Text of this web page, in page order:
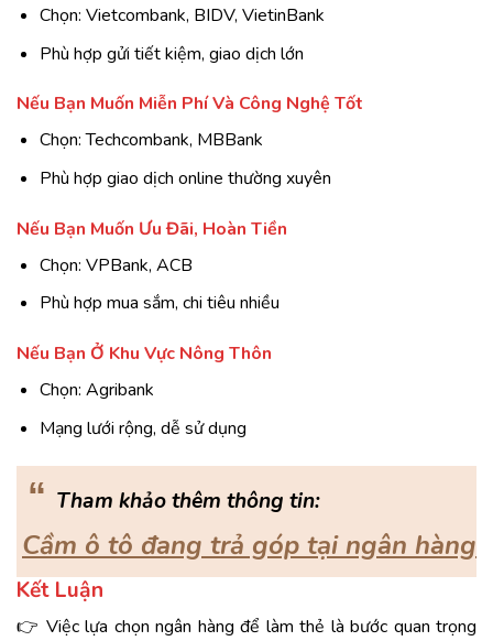
Chọn: Vietcombank, BIDV, VietinBank
Phù hợp gửi tiết kiệm, giao dịch lớn
Nếu Bạn Muốn Miễn Phí Và Công Nghệ Tốt
Chọn: Techcombank, MBBank
Phù hợp giao dịch online thường xuyên
Nếu Bạn Muốn Ưu Đãi, Hoàn Tiền
Chọn: VPBank, ACB
Phù hợp mua sắm, chi tiêu nhiều
Nếu Bạn Ở Khu Vực Nông Thôn
Chọn: Agribank
Mạng lưới rộng, dễ sử dụng
“ Tham khảo thêm thông tin:
Cầm ô tô đang trả góp tại ngân hàng
Kết Luận
👉 Việc lựa chọn ngân hàng để làm thẻ là bước quan trọng